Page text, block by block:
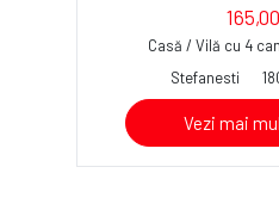
Casă / Vilă cu 4
Stefanesti
Vezi mai